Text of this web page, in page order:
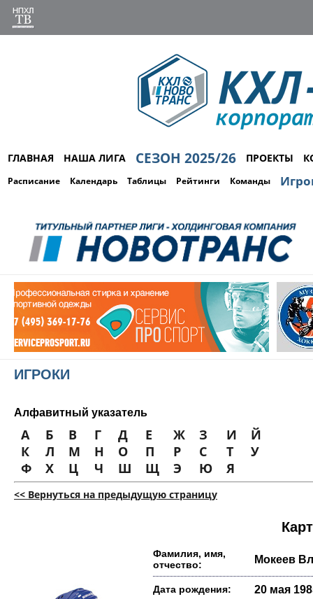
ГЛАВНАЯ НАША ЛИГА СЕЗОН 2025/26 ПРОЕКТЫ
Расписание Календарь Таблицы Рейтинги Команды
ИГРОКИ
Алфавитный указатель
А Б В Г Д Е Ж З И
Й
К
Л М Н О П Р С Т
У
Ф
Х Ц Ч Ш Щ Э Ю Я
<< Вернуться на предыдущую страницу
Фамилия, имя,
отчество:
Мокеев
Дата рождения: 20 мая